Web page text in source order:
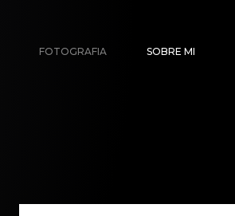
FOTOGRAFIA SOBRE MI